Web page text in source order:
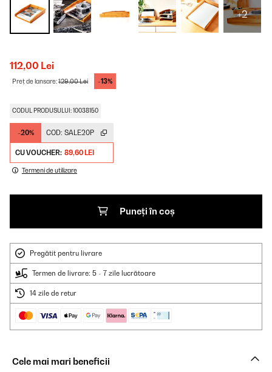
+2
112,00 Lei
Preț de lansare:129,00 Lei -13%
CODUL PRODUSULUI: 10038150
-20% COD: SALE20P
CU VOUCHER: 89,60 LEI
Termeni de utilizare
Puneți în coș
Pregătit pentru livrare
Termen de livrare: 5 - 7 zile lucrătoare
14 zile de retur
Cele mai mari beneficii